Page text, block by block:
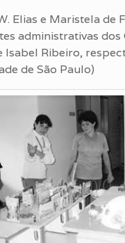
Elias e Maristela de
administrativas dos
Isabel Ribeiro,
de São Paulo)